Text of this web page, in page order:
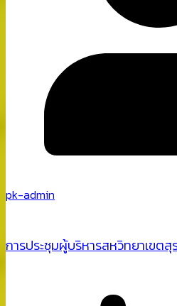
pk-admin
การประชุมผู้บริหารสหวิทยาเขตสุ